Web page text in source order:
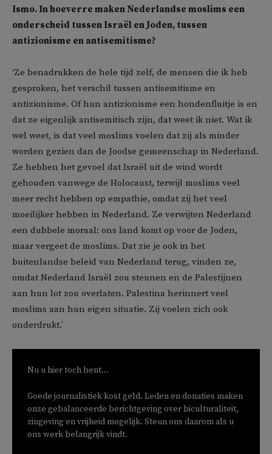
Ismo. In hoeverre maken Nederlandse moslims een
onderscheid tussen Israël en Joden, tussen
antizionisme en antisemitisme?
‘Ze benadrukken de hele tijd zelf, de mensen die ik heb
gesproken, het verschil tussen antisemitisme en
antizionisme. Of hun antizionisme een hondenfluitje is en
dat ze eigenlijk antisemitisch zijn, dat weet ik niet. Wat ik
wel weet, is dat veel moslims voelen dat zij als minder
worden gezien dan de Joodse gemeenschap in Nederland.
Ze hebben het gevoel dat Israël uit de wind wordt
gehouden vanwege de Holocaust, terwijl moslims veel
meer recht hebben op empathie, omdat zij het veel
moeilijker hebben in Nederland. Ze verwijten Nederland
een dubbele moraal: ons land komt op voor de Joden,
maar vergeet de moslims. Dat zie je ook in het
buitenlandse beleid van Nederland terug, vinden ze,
omdat Nederland Israël zou steunen en de Palestijnen
aan hun lot zou overlaten. Palestina herinnert veel
moslims aan hun eigen situatie. Zij voelen zich ook
onderdrukt.’
Nu u hier toch bent...
Goede journalistiek kost geld. Leden en donaties maken
onze gebalanceerde berichtgeving over biculturaliteit,
zingeving en vrijheid mogelijk. Steun ons daarom als u
ons werk belangrijk vindt.